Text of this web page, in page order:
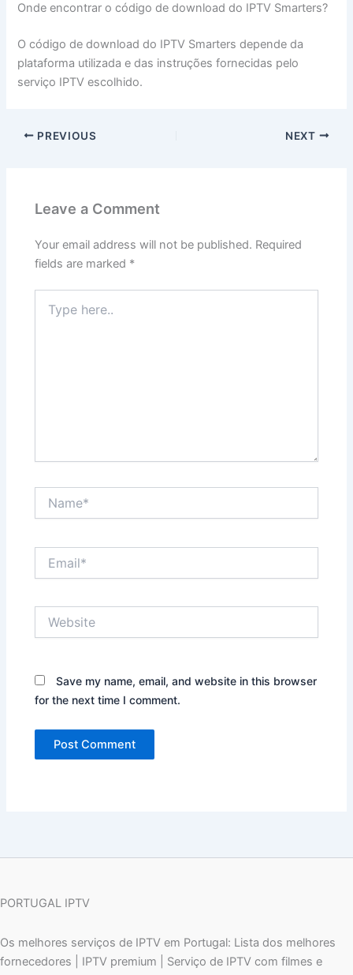
Onde encontrar o código de download do IPTV Smarters?
O código de download do IPTV Smarters depende da
plataforma utilizada e das instruções fornecidas pelo
serviço IPTV escolhido.
PREVIOUS NEXT
Leave a Comment
Your email address will not be published. Required
fields are marked *
here..
Save my name, email, and website in this browser
for the next time I comment.
PORTUGAL IPTV
Os melhores serviços de IPTV em Portugal: Lista dos melhores
fornecedores | IPTV premium | Serviço de IPTV com filmes e